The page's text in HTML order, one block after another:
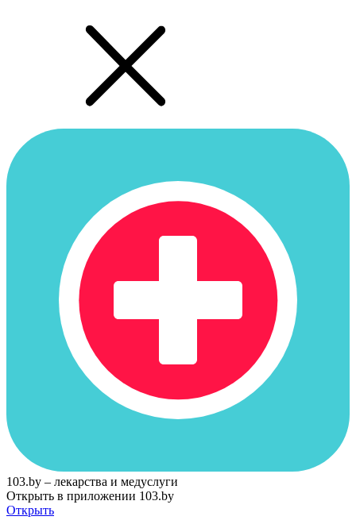
103.by – лекарства и медуслуги
Открыть в приложении 103.by
Открыть